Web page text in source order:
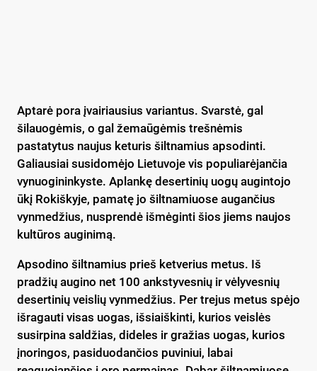
Aptarė pora įvairiausius variantus. Svarstė, gal
šilauogėmis, o gal žemaūgėmis trešnėmis
pastatytus naujus keturis šiltnamius apsodinti.
Galiausiai susidomėjo Lietuvoje vis populiarėjančia
vynuogininkyste. Aplankę desertinių uogų augintojo
ūkį Rokiškyje, pamatę jo šiltnamiuose augančius
vynmedžius, nusprendė išmėginti šios jiems naujos
kultūros auginimą.
Apsodino šiltnamius prieš ketverius metus. Iš
pradžių augino net 100 ankstyvesnių ir vėlyvesnių
desertinių veislių vynmedžius. Per trejus metus spėjo
išragauti visas uogas, išsiaiškinti, kurios veislės
susirpina saldžias, dideles ir gražias uogas, kurios
įnoringos, pasiduodančios puviniui, labai